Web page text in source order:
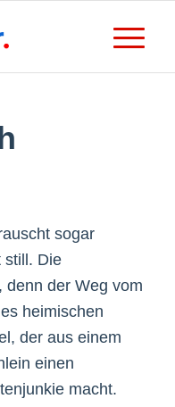
sogar
still. Die
denn der Weg vom
heimischen
der aus einem
einen
macht.